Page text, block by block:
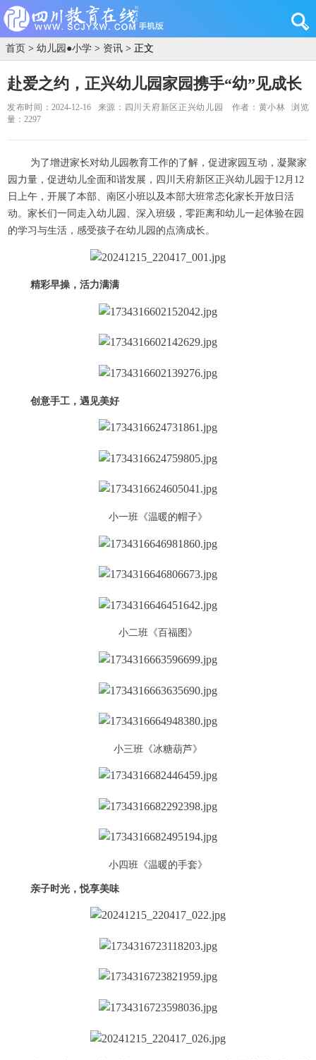
首页 > 幼儿园●小学 > 资讯 > 正文
赴爱之约，正兴幼儿园家园携手“幼”见成长
发布时间：2024-12-16 来源：四川天府新区正兴幼儿园 作者：黄小林
浏览
量：2297
为了增进家长对幼儿园教育工作的了解，促进家园互动，凝聚家
园力量，促进幼儿全面和谐发展，四川天府新区正兴幼儿园于12月12
日上午，开展了本部、南区小班以及本部大班常态化家长开放日活
动。家长们一同走入幼儿园、深入班级，零距离和幼儿一起体验在园
的学习与生活，感受孩子在幼儿园的点滴成长。
精彩早操，活力满满
创意手工，遇见美好
小一班《温暖的帽子》
小二班《百福图》
小三班《冰糖葫芦》
小四班《温暖的手套》
亲子时光，悦享美味